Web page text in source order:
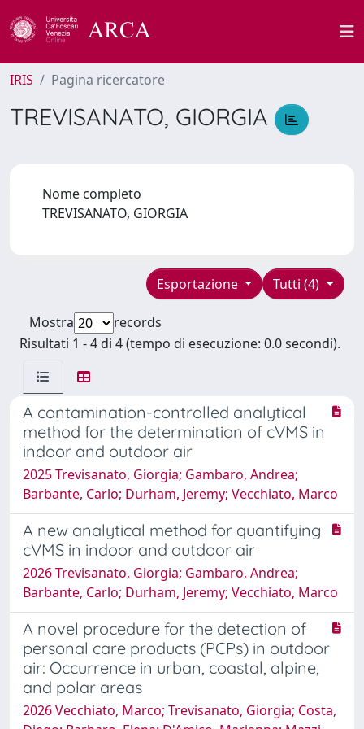
IRIS Pagina ricercatore
TREVISANATO, GIORGIA
Nome completo
TREVISANATO, GIORGIA
Tutti (4)
Esportazione
Mostra
records
Risultati 1 - 4 di 4 (tempo di esecuzione: 0.0 secondi).
A contamination-controlled analytical
method for the determination of cVMS in
indoor and outdoor air
2025 Trevisanato, Giorgia; Gambaro, Andrea;
Barbante, Carlo; Durham, Jeremy; Vecchiato, Marco
A new analytical method for quantifying
cVMS in indoor and outdoor air
2026 Trevisanato, Giorgia; Gambaro, Andrea;
Barbante, Carlo; Durham, Jeremy; Vecchiato, Marco
A novel procedure for the detection of
personal care products (PCPs) in outdoor
air: Occurrence in urban, coastal, alpine,
and polar areas
2026 Vecchiato, Marco; Trevisanato, Giorgia; Costa,